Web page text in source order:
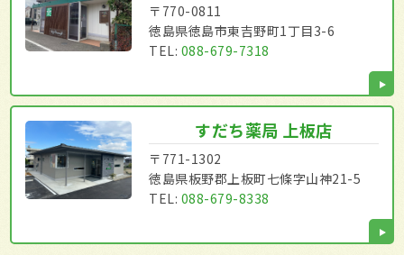
〒770-0811
徳島県徳島市東吉野町1丁目3-6
TEL: 088-679-7318
すだち薬局 上板店
〒771-1302
徳島県板野郡上板町七條字山神21-5
TEL: 088-679-8338